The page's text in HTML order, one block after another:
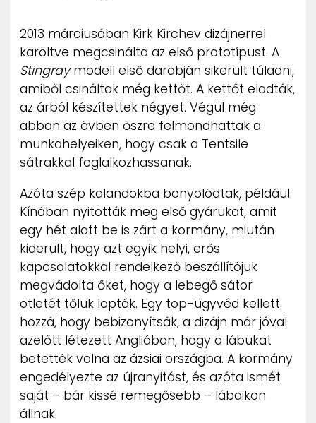
2013 márciusában Kirk Kirchev dizájnerrel
karöltve megcsinálta az első prototípust. A
Stingraymodell első darabján sikerült túladni,
amiből csináltak még kettőt. A kettőt eladták,
az árból készítettek négyet. Végül még
abban az évben őszre felmondhattak a
munkahelyeiken, hogy csak a Tentsile
sátrakkal foglalkozhassanak.
Azóta szép kalandokba bonyolódtak, például
Kínában nyitották meg első gyárukat, amit
egy hét alatt be is zárt a kormány, miután
kiderült, hogy azt egyik helyi, erős
kapcsolatokkal rendelkező beszállítójuk
megvádolta őket, hogy a lebegő sátor
ötletét tőlük lopták. Egy top-ügyvéd kellett
hozzá, hogy bebizonyítsák, a dizájn már jóval
azelőtt létezett Angliában, hogy a lábukat
betették volna az ázsiai országba. A kormány
engedélyezte az újranyitást, és azóta ismét
saját – bár kissé remegősebb – lábaikon
állnak.